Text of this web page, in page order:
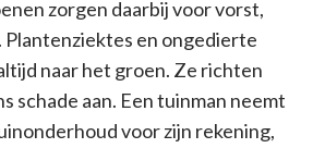
zorgen daarbij voor vorst,
en ongedierte
naar het groen. Ze richten
schade aan. Een tuinman neemt
voor zijn rekening,